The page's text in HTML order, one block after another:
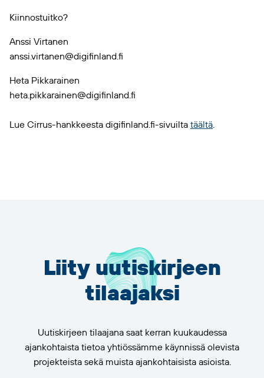
Kiinnostuitko?
Anssi Virtanen
anssi.virtanen@digifinland.fi
Heta Pikkarainen
heta.pikkarainen@digifinland.fi
Lue Cirrus-hankkeesta digifinland.fi-sivuilta täältä.
Liity uutiskirjeen
tilaajaksi
Uutiskirjeen tilaajana saat kerran kuukaudessa
ajankohtaista tietoa yhtiössämme käynnissä olevista
projekteista sekä muista ajankohtaisista asioista.